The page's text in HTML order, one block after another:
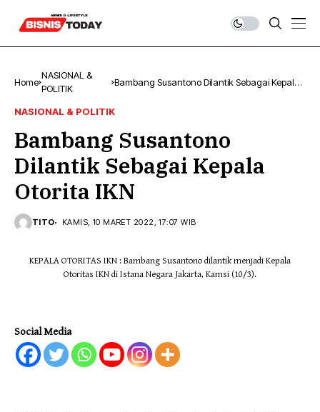
Home
NASIONAL &
POLITIK
Bambang Susantono Dilantik Sebagai Kepala
NASIONAL & POLITIK
Bambang Susantono
Dilantik Sebagai Kepala
Otorita IKN
TITO KAMIS, 10 MARET 2022, 17:07 WIB
KEPALA OTORITAS IKN : Bambang Susantono dilantik menjadi Kepala
Otoritas IKN di Istana Negara Jakarta, Kamsi (10/3).
Social Media